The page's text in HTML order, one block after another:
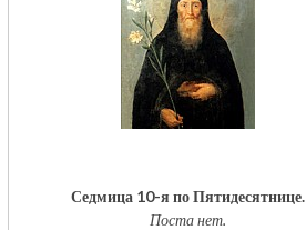
Седмица 10-я по Пятидесятнице.
Поста нет.